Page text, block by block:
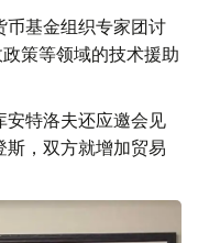
币基金组织专家团讨
策等领域的技术援助
安特洛夫还应邀会见
斯，双方就增加贸易